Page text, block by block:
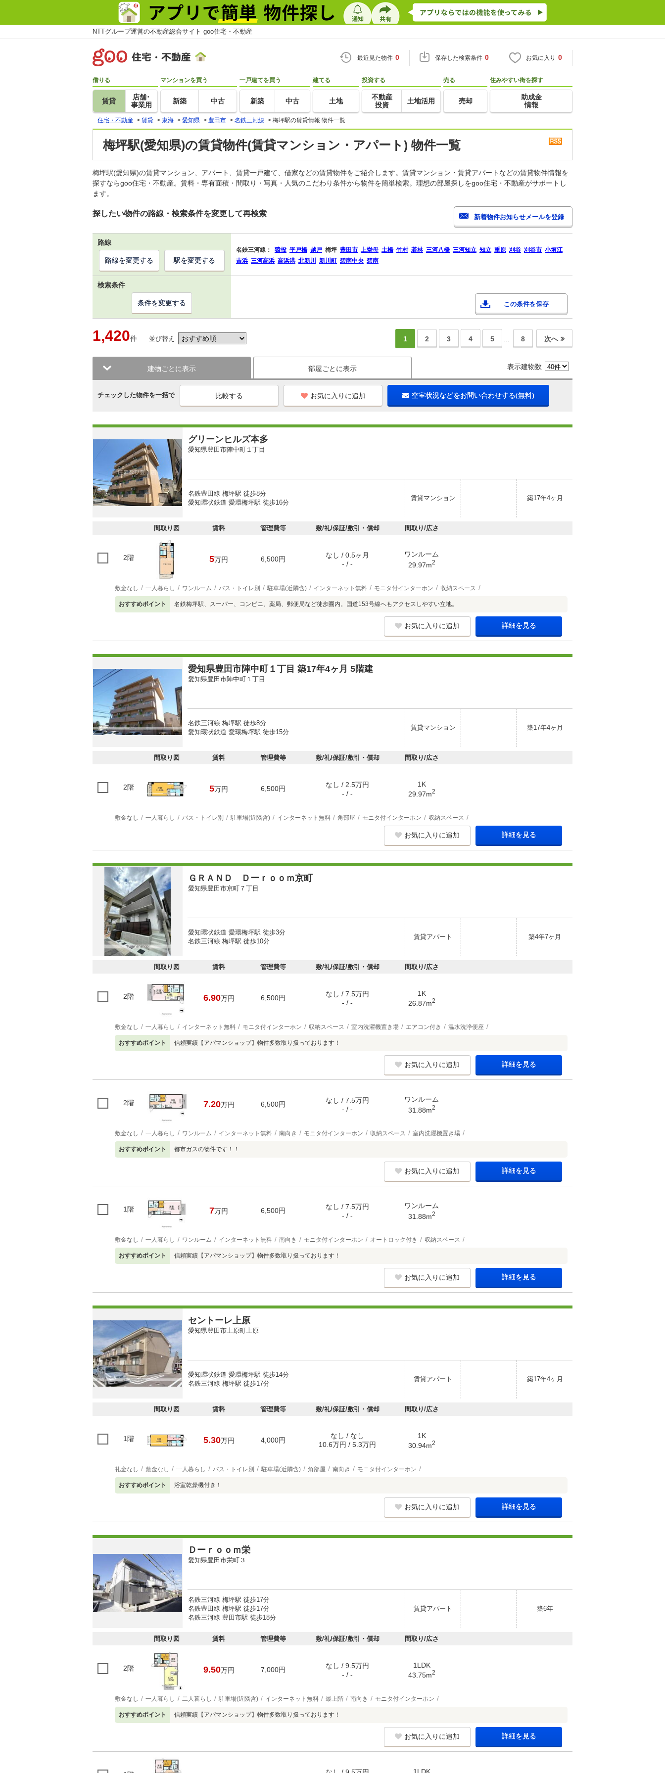
NTTグループ運営の不動産総合サイト goo住宅・不動産
最近見た物件 0 保存した検索条件 0 お気に入り 0
借りる
賃貸
店舗･
事業用
マンションを買う
新築 中古
一戸建てを買う
新築 中古
建てる
土地
投資する
不動産
投資
土地活用
売る
売却
住みやすい街を探す
助成金
情報
住宅・不動産 > 賃貸 > 東海 > 愛知県 > 豊田市 > 名鉄三河線 > 梅坪駅の賃貸情報 物件一覧
梅坪駅(愛知県)の賃貸物件(賃貸マンション・アパート) 物件一覧
梅坪駅(愛知県)の賃貸マンション、アパート、賃貸一戸建て、借家などの賃貸物件をご紹介します。賃貸マンション・賃貸アパートなどの賃貸物件情報を
探すならgoo住宅・不動産。賃料・専有面積・間取り・写真・人気のこだわり条件から物件を簡単検索。理想の部屋探しをgoo住宅・不動産がサポートし
ます。
探したい物件の路線・検索条件を変更して再検索
路線
名鉄三河線： 猿投 平戸橋 越戸 梅坪 豊田市 上挙母 土橋 竹村 若林 三河八橋 三河知立 知立 重原 刈谷 刈谷市 小垣江
吉浜 三河高浜 高浜港 北新川 新川町 碧南中央 碧南
路線を変更する 駅を変更する
検索条件
この条件を保存
条件を変更する
1,420件 並び替え 1 2 3 4 5 … 8 次へ
建物ごとに表示 部屋ごとに表示 表示建物数
チェックした物件を一括で お気に入りに追加 空室状況などをお問い合わせする(無料)
グリーンヒルズ本多
愛知県豊田市陣中町１丁目
名鉄豊田線 梅坪駅 徒歩8分
愛知環状鉄道 愛環梅坪駅 徒歩16分
賃貸マンション 築17年4ヶ月
間取り図 賃料 管理費等 敷/礼/保証/敷引・償却 間取り/広さ
2階 5万円 6,500円
なし / 0.5ヶ月
- / -
ワンルーム
29.97m2
敷金なし 一人暮らし ワンルーム バス・トイレ別 駐車場(近隣含) インターネット無料 モニタ付インターホン 収納スペース
おすすめポイント 名鉄梅坪駅、スーパー、コンビニ、薬局、郵便局など徒歩圏内。国道153号線へもアクセスしやすい立地。
お気に入りに追加 詳細を見る
愛知県豊田市陣中町１丁目 築17年4ヶ月 5階建
愛知県豊田市陣中町１丁目
名鉄三河線 梅坪駅 徒歩8分
愛知環状鉄道 愛環梅坪駅 徒歩15分
賃貸マンション 築17年4ヶ月
間取り図 賃料 管理費等 敷/礼/保証/敷引・償却 間取り/広さ
2階 5万円 6,500円
なし / 2.5万円
- / -
1K
29.97m2
敷金なし 一人暮らし バス・トイレ別 駐車場(近隣含) インターネット無料 角部屋 モニタ付インターホン 収納スペース
お気に入りに追加 詳細を見る
ＧＲＡＮＤ Ｄーｒｏｏｍ京町
愛知県豊田市京町７丁目
愛知環状鉄道 愛環梅坪駅 徒歩3分
名鉄三河線 梅坪駅 徒歩10分
賃貸アパート 築4年7ヶ月
間取り図 賃料 管理費等 敷/礼/保証/敷引・償却 間取り/広さ
2階 6.90万円 6,500円
なし / 7.5万円
- / -
1K
26.87m2
敷金なし 一人暮らし インターネット無料 モニタ付インターホン 収納スペース 室内洗濯機置き場 エアコン付き 温水洗浄便座
おすすめポイント 信頼実績【アパマンショップ】物件多数取り扱っております！
お気に入りに追加 詳細を見る
2階 7.20万円 6,500円
なし / 7.5万円
- / -
ワンルーム
31.88m2
敷金なし 一人暮らし ワンルーム インターネット無料 南向き モニタ付インターホン 収納スペース 室内洗濯機置き場
おすすめポイント 都市ガスの物件です！！
お気に入りに追加 詳細を見る
1階 7万円 6,500円
なし / 7.5万円
- / -
ワンルーム
31.88m2
敷金なし 一人暮らし ワンルーム インターネット無料 南向き モニタ付インターホン オートロック付き 収納スペース
おすすめポイント 信頼実績【アパマンショップ】物件多数取り扱っております！
お気に入りに追加 詳細を見る
セントーレ上原
愛知県豊田市上原町上原
愛知環状鉄道 愛環梅坪駅 徒歩14分
名鉄三河線 梅坪駅 徒歩17分
賃貸アパート 築17年4ヶ月
間取り図 賃料 管理費等 敷/礼/保証/敷引・償却 間取り/広さ
1階 5.30万円 4,000円
なし / なし
10.6万円 / 5.3万円
1K
30.94m2
礼金なし 敷金なし 一人暮らし バス・トイレ別 駐車場(近隣含) 角部屋 南向き モニタ付インターホン
おすすめポイント 浴室乾燥機付き！
お気に入りに追加 詳細を見る
Ｄーｒｏｏｍ栄
愛知県豊田市栄町３
名鉄三河線 梅坪駅 徒歩17分
名鉄豊田線 梅坪駅 徒歩17分
名鉄三河線 豊田市駅 徒歩18分
賃貸アパート 築6年
間取り図 賃料 管理費等 敷/礼/保証/敷引・償却 間取り/広さ
2階 9.50万円 7,000円
なし / 9.5万円
- / -
1LDK
43.75m2
敷金なし 一人暮らし 二人暮らし 駐車場(近隣含) インターネット無料 最上階 南向き モニタ付インターホン
おすすめポイント 信頼実績【アパマンショップ】物件多数取り扱っております！
お気に入りに追加 詳細を見る